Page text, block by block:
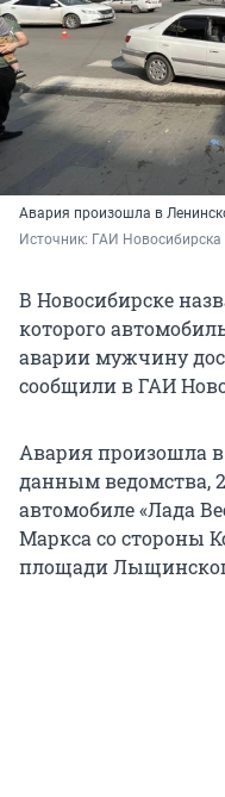
Авария произошла в
Источник: ГАИ Новосибирска
В Новосибирске
которого
аварии мужчину
сообщили в ГАИ
Авария произошла
данным ведомства,
автомобиле «Лада
Маркса со стороны
площади